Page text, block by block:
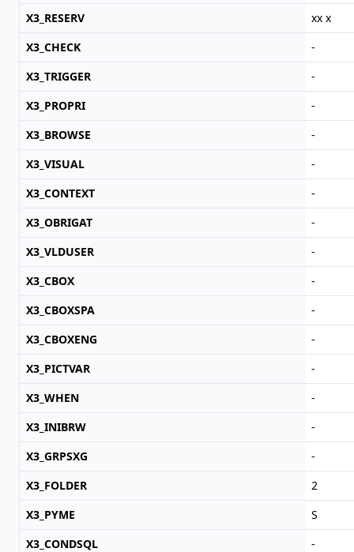
X3_RESERV
xx x
X3_CHECK
-
X3_TRIGGER
-
X3_PROPRI
-
X3_BROWSE
-
X3_VISUAL
-
X3_CONTEXT
-
X3_OBRIGAT
-
X3_VLDUSER
-
X3_CBOX
-
X3_CBOXSPA
-
X3_CBOXENG
-
X3_PICTVAR
-
X3_WHEN
-
X3_INIBRW
-
X3_GRPSXG
-
X3_FOLDER
2
X3_PYME
S
X3_CONDSQL
-